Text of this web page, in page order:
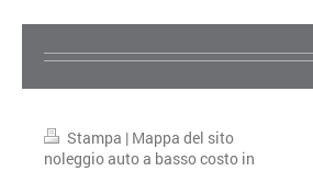
Stampa | Mappa del sito
noleggio auto a basso costo in